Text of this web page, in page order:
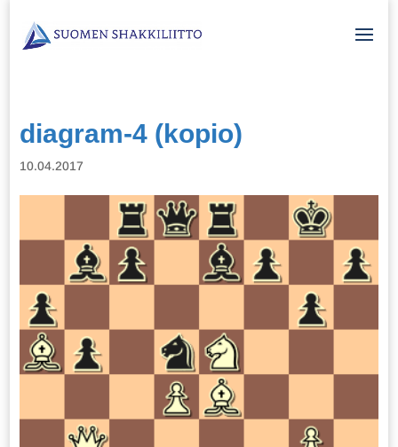
diagram-4 (kopio)
10.04.2017